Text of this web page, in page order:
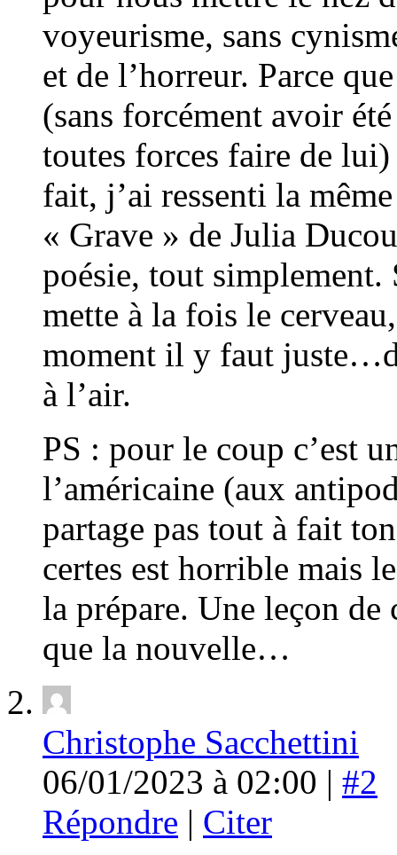
voyeurisme, sans
et de l’horreur. Parce
(sans forcément avoir
toutes forces faire de
fait, j’ai ressenti la
« Grave » de Julia
poésie, tout simplement.
mette à la fois le
moment il y faut
à l’air.
PS : pour le coup c’est
l’américaine (aux
partage pas tout à fait
certes est horrible mais
la prépare. Une leçon
que la nouvelle…
Christophe Sacchettini
06/01/2023 à 02:00 | #2
Répondre | Citer